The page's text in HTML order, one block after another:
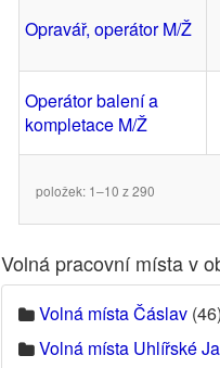
Opravář, operátor M/Ž
Operátor balení a
kompletace M/Ž
položek: 1–10 z 290
Volná pracovní místa v
Volná místa Čáslav (46)
Volná místa Uhlířské